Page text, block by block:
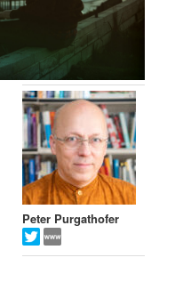
Peter Purgathofer